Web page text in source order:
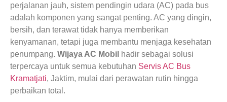
perjalanan jauh, sistem pendingin udara (AC) pada bus
adalah komponen yang sangat penting. AC yang dingin,
bersih, dan terawat tidak hanya memberikan
kenyamanan, tetapi juga membantu menjaga kesehatan
penumpang. Wijaya AC Mobil hadir sebagai solusi
terpercaya untuk semua kebutuhan Servis AC Bus
Kramatjati, Jaktim, mulai dari perawatan rutin hingga
perbaikan total.